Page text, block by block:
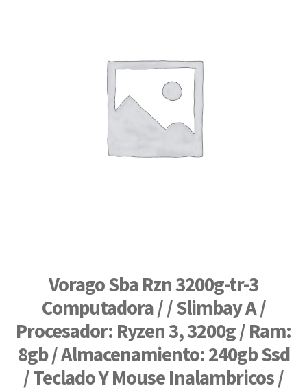
Vorago Sba Rzn 3200g-tr-3
Computadora / / Slimbay A /
Procesador: Ryzen 3, 3200g / Ram:
8gb / Almacenamiento: 240gb Ssd
/ Teclado Y Mouse Inalambricos /